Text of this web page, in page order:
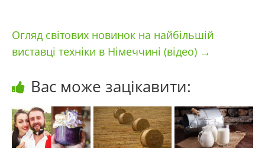
Огляд світових новинок на найбільшій
виставці техніки в Німеччині (відео) →
Вас може зацікавити: